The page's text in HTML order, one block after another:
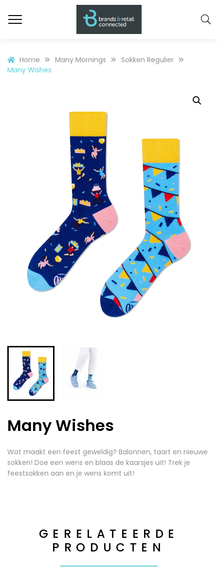
Home Many Mornings
Sokken Regulier
Many Wishes
Many Wishes
Wat maakt een feest geweldig? Balonnen, taart en nieuwe
sokken! Doe een wens en blaas de kaarsjes uit! Trek je
feestsokken aan en je wens komt uit!
GERELATEERDE
PRODUCTEN